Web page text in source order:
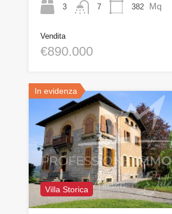
3 7 382 Mq
Vendita
€890.000
In evidenza
Villa Storica